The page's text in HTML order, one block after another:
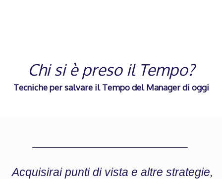
Chi si è preso il Tempo?
Tecniche per salvare il Tempo del Manager di oggi
Acquisirai punti di vista e altre strategie,